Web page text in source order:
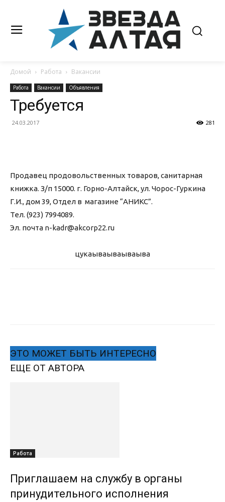
Домой Работа Вакансии
Работа Вакансии Объявления
Требуется
24.03.2017 281
Продавец продовольственных товаров, санитарная
книжка. З/п 15000. г. Горно-Алтайск, ул. Чорос-Гуркина
Г.И., дом 39, Отдел в магазине “АНИКС”.
Тел. (923) 7994089.
Эл. почта n-kadr@akcorp22.ru
цукаываываываыва
ЭТО МОЖЕТ БЫТЬ ИНТЕРЕСНО
ЕЩЕ ОТ АВТОРА
Работа
Приглашаем на службу в органы
принудительного исполнения